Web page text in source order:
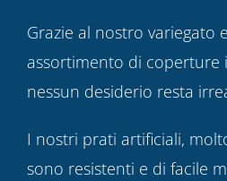
Grazie al nostro variegato
assortimento di coperture
nessun desiderio resta
I nostri prati artificiali,
sono resistenti e di facile